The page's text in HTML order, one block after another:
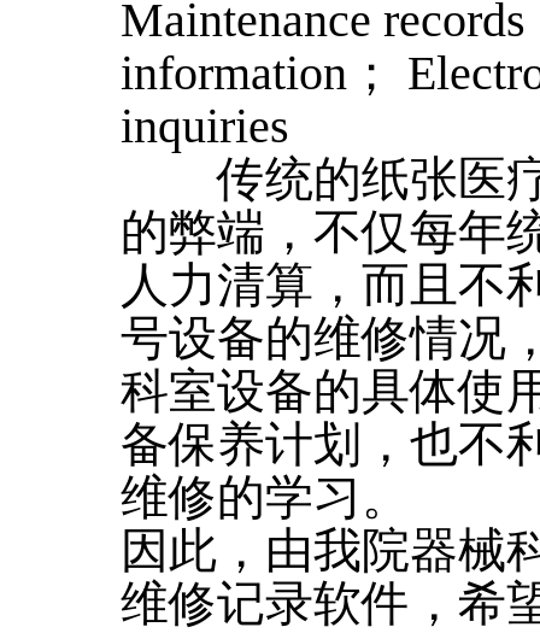
Maintenance
information；
inquiries
传统的纸张医疗
的弊端，不仅每年
人力清算，而且不
号设备的维修情况
科室设备的具体使
备保养计划，也不
维修的学习。
因此，由我院器械
维修记录软件，希